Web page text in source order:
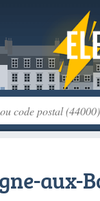
aux-